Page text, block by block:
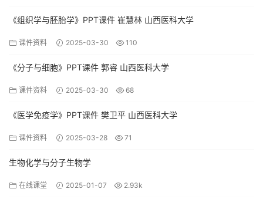
《组织学与胚胎学》PPT课件 崔慧林 山西医科大学
课件资料 2025-03-30 110
《分子与细胞》PPT课件 郭睿 山西医科大学
课件资料 2025-03-30 68
《医学免疫学》PPT课件 樊卫平 山西医科大学
课件资料 2025-03-28 71
生物化学与分子生物学
在线课堂 2025-01-07 2.93k